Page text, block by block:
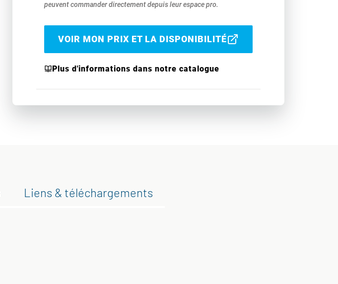
peuvent commander directement depuis leur espace pro.
VOIR MON PRIX ET LA DISPONIBILITÉ
Plus d'informations dans notre catalogue
Liens & téléchargements